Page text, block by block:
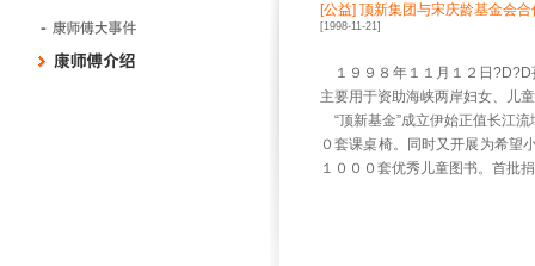
[公益] 顶新集团与宋庆龄基金会
[1998-11-21]
１９９８年１１月１２日?D?D
主要用于资助海峡两岸妇女、儿
“顶新基金”成立伊始正值长江
０套课桌椅。同时又开展为希望
１０００套优秀儿童图书。首批